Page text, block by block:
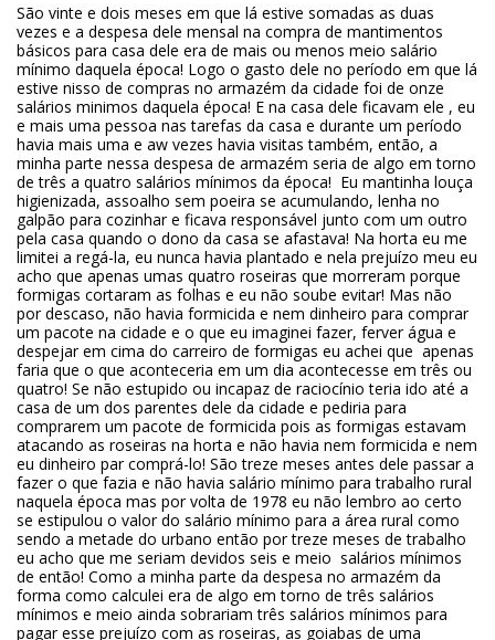
São vinte e dois meses em que lá estive somadas as duas
vezes e a despesa dele mensal na compra de mantimentos
básicos para casa dele era de mais ou menos meio salário
mínimo daquela época! Logo o gasto dele no período em que lá
estive nisso de compras no armazém da cidade foi de onze
salários minimos daquela época! E na casa dele ficavam ele , eu
e mais uma pessoa nas tarefas da casa e durante um período
havia mais uma e aw vezes havia visitas também, então, a
minha parte nessa despesa de armazém seria de algo em torno
de três a quatro salários mínimos da época! Eu mantinha louça
higienizada, assoalho sem poeira se acumulando, lenha no
galpão para cozinhar e ficava responsável junto com um outro
pela casa quando o dono da casa se afastava! Na horta eu me
limitei a regá-la, eu nunca havia plantado e nela prejuízo meu eu
acho que apenas umas quatro roseiras que morreram porque
formigas cortaram as folhas e eu não soube evitar! Mas não
por descaso, não havia formicida e nem dinheiro para comprar
um pacote na cidade e o que eu imaginei fazer, ferver água e
despejar em cima do carreiro de formigas eu achei que apenas
faria que o que aconteceria em um dia acontecesse em três ou
quatro! Se não estupido ou incapaz de raciocínio teria ido até a
casa de um dos parentes dele da cidade e pediria para
comprarem um pacote de formicida pois as formigas estavam
atacando as roseiras na horta e não havia nem formicida e nem
eu dinheiro par comprá-lo! São treze meses antes dele passar a
fazer o que fazia e não havia salário mínimo para trabalho rural
naquela época mas por volta de 1978 eu não lembro ao certo
se estipulou o valor do salário mínimo para a área rural como
sendo a metade do urbano então por treze meses de trabalho
eu acho que me seriam devidos seis e meio salários mínimos
de então! Como a minha parte da despesa no armazém da
forma como calculei era de algo em torno de três salários
mínimos e meio ainda sobrariam três salários mínimos para
pagar esse prejuízo com as roseiras, as goiabas de uma